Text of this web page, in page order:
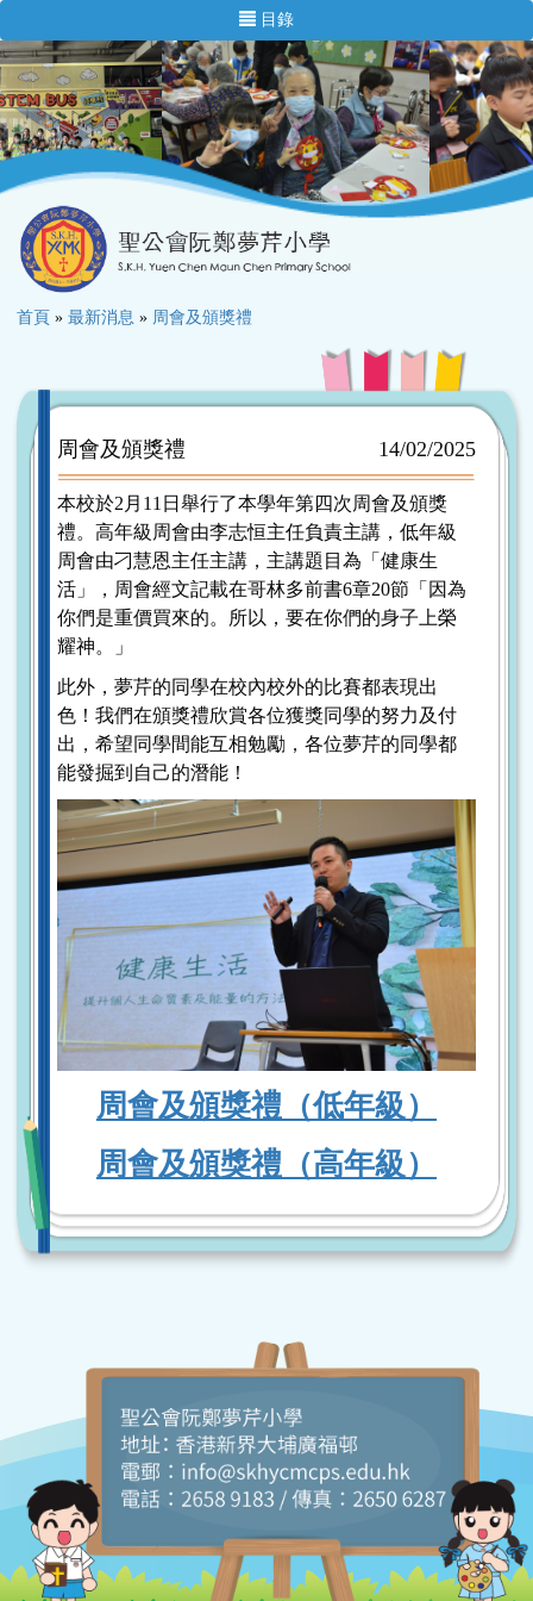
目錄
首頁 » 最新消息 » 周會及頒獎禮
周會及頒獎禮 14/02/2025
本校於2月11日舉行了本學年第四次周會及頒獎
禮。高年級周會由李志恒主任負責主講，低年級
周會由刁慧恩主任主講，主講題目為「健康生
活」，周會經文記載在哥林多前書6章20節「因為
你們是重價買來的。所以，要在你們的身子上榮
耀神。」
此外，夢芹的同學在校內校外的比賽都表現出
色！我們在頒獎禮欣賞各位獲獎同學的努力及付
出，希望同學間能互相勉勵，各位夢芹的同學都
能發掘到自己的潛能！
周會及頒獎禮（低年級）
周會及頒獎禮（高年級）